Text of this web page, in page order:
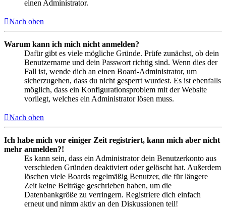
einen Administrator.
Nach oben
Warum kann ich mich nicht anmelden?
Dafür gibt es viele mögliche Gründe. Prüfe zunächst, ob dein
Benutzername und dein Passwort richtig sind. Wenn dies der
Fall ist, wende dich an einen Board-Administrator, um
sicherzugehen, dass du nicht gesperrt wurdest. Es ist ebenfalls
möglich, dass ein Konfigurationsproblem mit der Website
vorliegt, welches ein Administrator lösen muss.
Nach oben
Ich habe mich vor einiger Zeit registriert, kann mich aber nicht
mehr anmelden?!
Es kann sein, dass ein Administrator dein Benutzerkonto aus
verschieden Gründen deaktiviert oder gelöscht hat. Außerdem
löschen viele Boards regelmäßig Benutzer, die für längere
Zeit keine Beiträge geschrieben haben, um die
Datenbankgröße zu verringern. Registriere dich einfach
erneut und nimm aktiv an den Diskussionen teil!